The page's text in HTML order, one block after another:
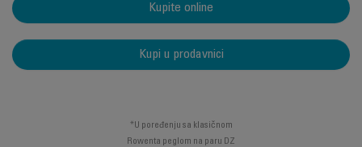
Kupite online
Kupi u prodavnici
*U poređenju sa klasičnom
Rowenta peglom na paru DZ